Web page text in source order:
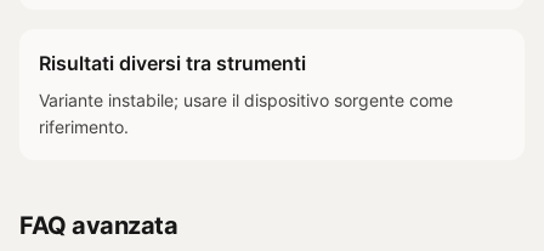
Risultati diversi tra strumenti
Variante instabile; usare il dispositivo sorgente come
riferimento.
FAQ avanzata